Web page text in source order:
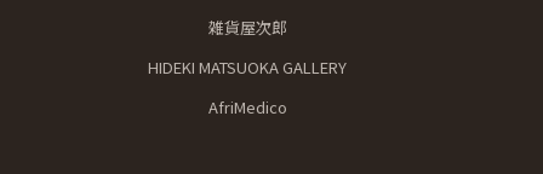
雑貨屋次郎
HIDEKI MATSUOKA GALLERY
AfriMedico